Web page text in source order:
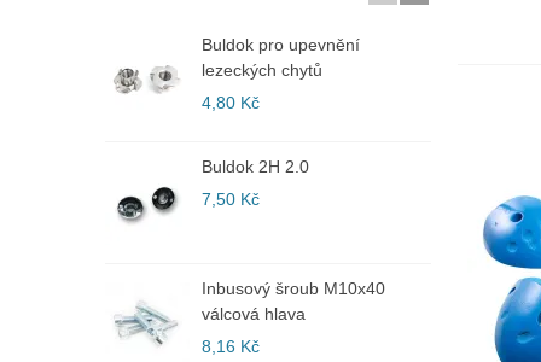
Buldok pro upevnění
lezeckých chytů
4,80 Kč
Buldok 2H 2.0
7,50 Kč
Inbusový šroub M10x40
válcová hlava
8,16 Kč